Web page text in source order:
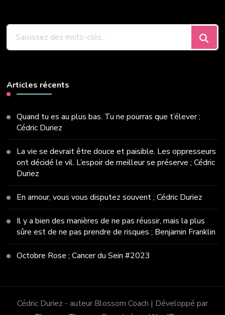
?
Articles récents
Quand tu es au plus bas. Tu ne pourras que t’élever ;
Cédric Duriez
La vie se devrait être douce et paisible. Les oppresseurs
ont décidé le vil. L’espoir de meilleur se préserve ; Cédric
Duriez
En amour, vous vous disputez souvent ; Cédric Duriez
Il y a bien des manières de ne pas réussir, mais la plus
sûre est de ne pas prendre de risques ; Benjamin Franklin
Octobre Rose ; Cancer du Sein #2023
Cédric Duriez - auteur Blossom Coach | Développé par